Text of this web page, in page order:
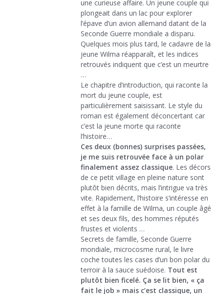
une curieuse affaire. Un jeune couple qui
plongeait dans un lac pour explorer
l’épave d’un avion allemand datant de la
Seconde Guerre mondiale a disparu.
Quelques mois plus tard, le cadavre de la
jeune Wilma réapparaît, et les indices
retrouvés indiquent que c’est un meurtre
…
Le chapitre d’introduction, qui raconte la
mort du jeune couple, est
particulièrement saisissant. Le style du
roman est également déconcertant car
c’est la jeune morte qui raconte
l’histoire…
Ces deux (bonnes) surprises passées,
je me suis retrouvée face à un polar
finalement assez classique. Les décors
de ce petit village en pleine nature sont
plutôt bien décrits, mais l’intrigue va très
vite. Rapidement, l’histoire s’intéresse en
effet à la famille de Wilma, un couple âgé
et ses deux fils, des hommes réputés
frustes et violents …
Secrets de famille, Seconde Guerre
mondiale, microcosme rural, le livre
coche toutes les cases d’un bon polar du
terroir à la sauce suédoise. Tout est
plutôt bien ficelé. Ça se lit bien, « ça
fait le job » mais c’est classique, un